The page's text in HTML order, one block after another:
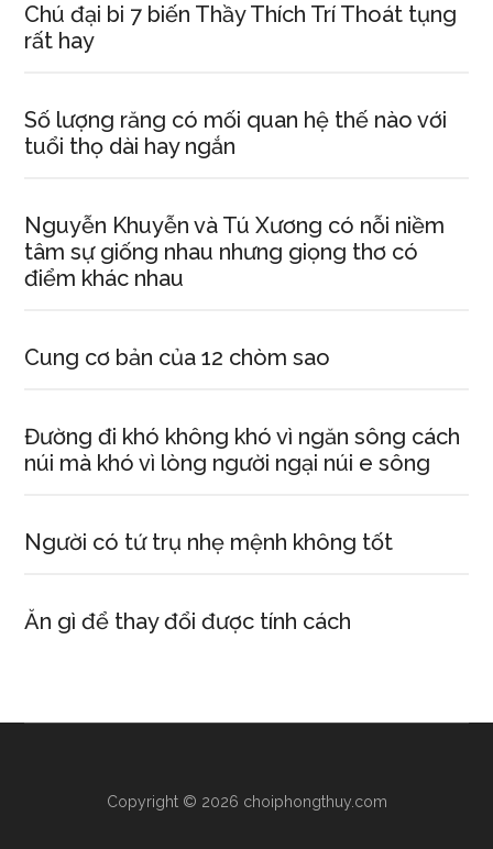
Chú đại bi 7 biến Thầy Thích Trí Thoát tụng
rất hay
Số lượng răng có mối quan hệ thế nào với
tuổi thọ dài hay ngắn
Nguyễn Khuyễn và Tú Xương có nỗi niềm
tâm sự giống nhau nhưng giọng thơ có
điểm khác nhau
Cung cơ bản của 12 chòm sao
Đường đi khó không khó vì ngăn sông cách
núi mà khó vì lòng người ngại núi e sông
Người có tứ trụ nhẹ mệnh không tốt
Ăn gì để thay đổi được tính cách
Copyright © 2026 choiphongthuy.com